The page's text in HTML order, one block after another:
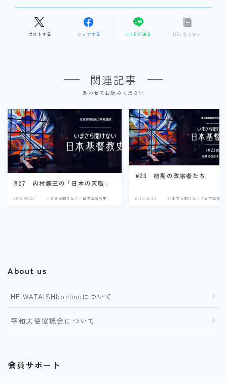
ポストする シェアする LINEで送る URLをコピー
関連記事
あわせてお読みください
#27 内村鑑三の「日本の天職」
2019.08.27 いまさら聞けない「日本基督教史」
#23 初期の改宗者たち
2019.07.30 いまさら聞けない「日本基督教
About us
HEIWATAISHI:onlineについて
平和大使協議会について
会員サポート